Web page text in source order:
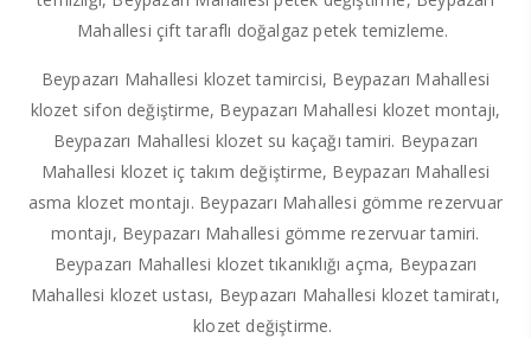
Mahallesi çift taraflı doğalgaz petek temizleme.
Beypazarı Mahallesi klozet tamircisi, Beypazarı Mahallesi
klozet sifon değiştirme, Beypazarı Mahallesi klozet montajı,
Beypazarı Mahallesi klozet su kaçağı tamiri. Beypazarı
Mahallesi klozet iç takım değiştirme, Beypazarı Mahallesi
asma klozet montajı. Beypazarı Mahallesi gömme rezervuar
montajı, Beypazarı Mahallesi gömme rezervuar tamiri.
Beypazarı Mahallesi klozet tıkanıklığı açma, Beypazarı
Mahallesi klozet ustası, Beypazarı Mahallesi klozet tamiratı,
klozet değiştirme.